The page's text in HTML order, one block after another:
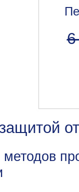
6